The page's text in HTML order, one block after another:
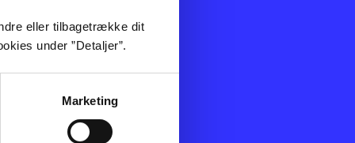
eller tilbagetrække dit
under ”Detaljer”.
Marketing
Film
Musik